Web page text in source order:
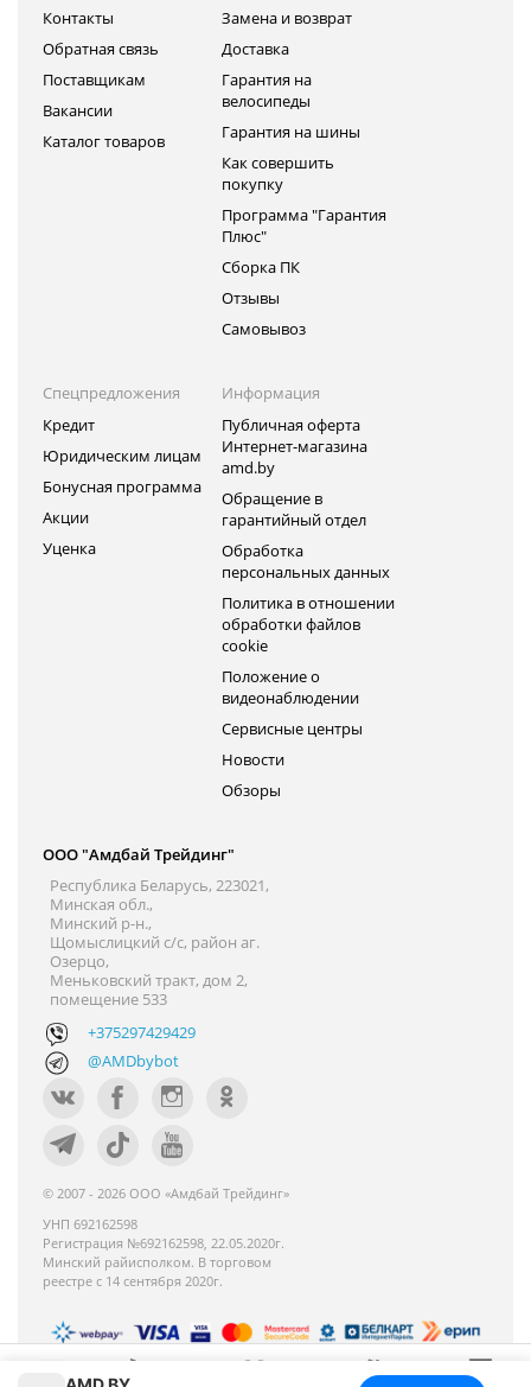
Контакты
Обратная связь
Поставщикам
Вакансии
Каталог товаров
Замена и возврат
Доставка
Гарантия на
велосипеды
Гарантия на шины
Как совершить
покупку
Программа "Гарантия
Плюс"
Сборка ПК
Отзывы
Самовывоз
Спецпредложения
Кредит
Юридическим лицам
Бонусная программа
Акции
Уценка
Информация
Публичная оферта
Интернет-магазина
amd.by
Обращение в
гарантийный отдел
Обработка
персональных данных
Политика в отношении
обработки файлов
cookie
Положение о
видеонаблюдении
Сервисные центры
Новости
Обзоры
ООО "Амдбай Трейдинг"
Республика Беларусь, 223021,
Минская обл.,
Минский р-н.,
Щомыслицкий с/с, район аг.
Озерцо,
Меньковский тракт, дом 2,
помещение 533
+375297429429
@AMDbybot
© 2007 - 2026 ООО «Амдбай Трейдинг»
УНП 692162598
Регистрация №692162598, 22.05.2020г.
Минский райисполком. В торговом
реестре с 14 сентября 2020г.